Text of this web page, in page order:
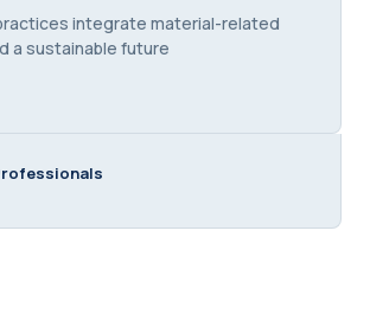
text:integrate material-related
a sustainable future